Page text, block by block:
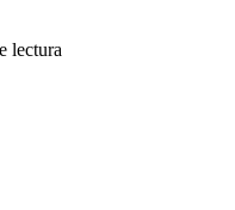
lectura